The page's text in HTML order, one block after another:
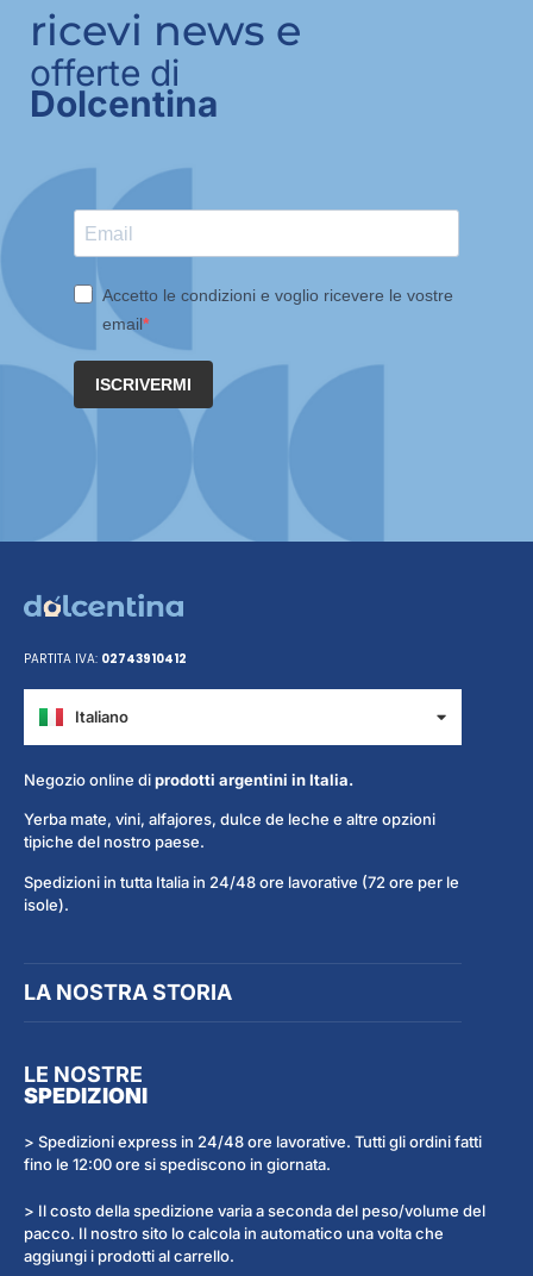
ricevi news e
offerte di
Dolcentina
Accetto le condizioni e voglio ricevere le vostre
email
ISCRIVERMI
PARTITA IVA: 02743910412
Italiano
Español
Negozio online diprodotti argentini in Italia.
Yerba mate, vini, alfajores, dulce de leche e altre opzioni
tipiche del nostro paese.
Spedizioni in tutta Italia in 24/48 ore lavorative (72 ore per le
isole).
LA NOSTRA STORIA
LE NOSTRE
SPEDIZIONI
> Spedizioni express in 24/48 ore lavorative. Tutti gli ordini fatti
fino le 12:00 ore si spediscono in giornata.
> Il costo della spedizione varia a seconda del peso/volume del
pacco. Il nostro sito lo calcola in automatico una volta che
aggiungi i prodotti al carrello.